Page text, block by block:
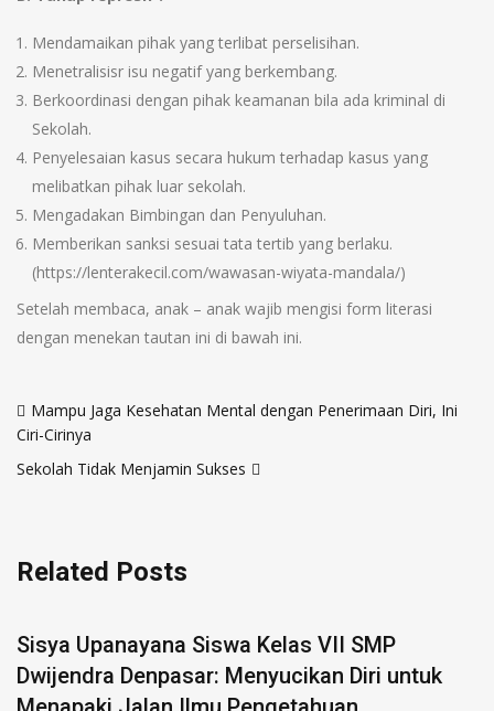
Mendamaikan pihak yang terlibat perselisihan.
Menetralisisr isu negatif yang berkembang.
Berkoordinasi dengan pihak keamanan bila ada kriminal di
Sekolah.
Penyelesaian kasus secara hukum terhadap kasus yang
melibatkan pihak luar sekolah.
Mengadakan Bimbingan dan Penyuluhan.
Memberikan sanksi sesuai tata tertib yang berlaku.
(https://lenterakecil.com/wawasan-wiyata-mandala/)
Setelah membaca, anak – anak wajib mengisi form literasi
dengan menekan tautan ini di bawah ini.
Mampu Jaga Kesehatan Mental dengan Penerimaan Diri, Ini
Ciri-Cirinya
Sekolah Tidak Menjamin Sukses
Related Posts
Sisya Upanayana Siswa Kelas VII SMP
Dwijendra Denpasar: Menyucikan Diri untuk